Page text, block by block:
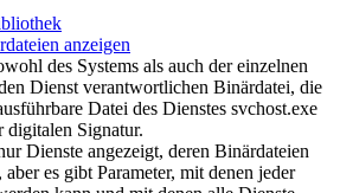
anzeigen
des Systems als auch der einzelnen
Dienst verantwortlichen Binärdatei, die
Datei des Dienstes svchost.exe
digitalen Signatur.
Dienste angezeigt, deren Binärdateien
es gibt Parameter, mit denen jeder